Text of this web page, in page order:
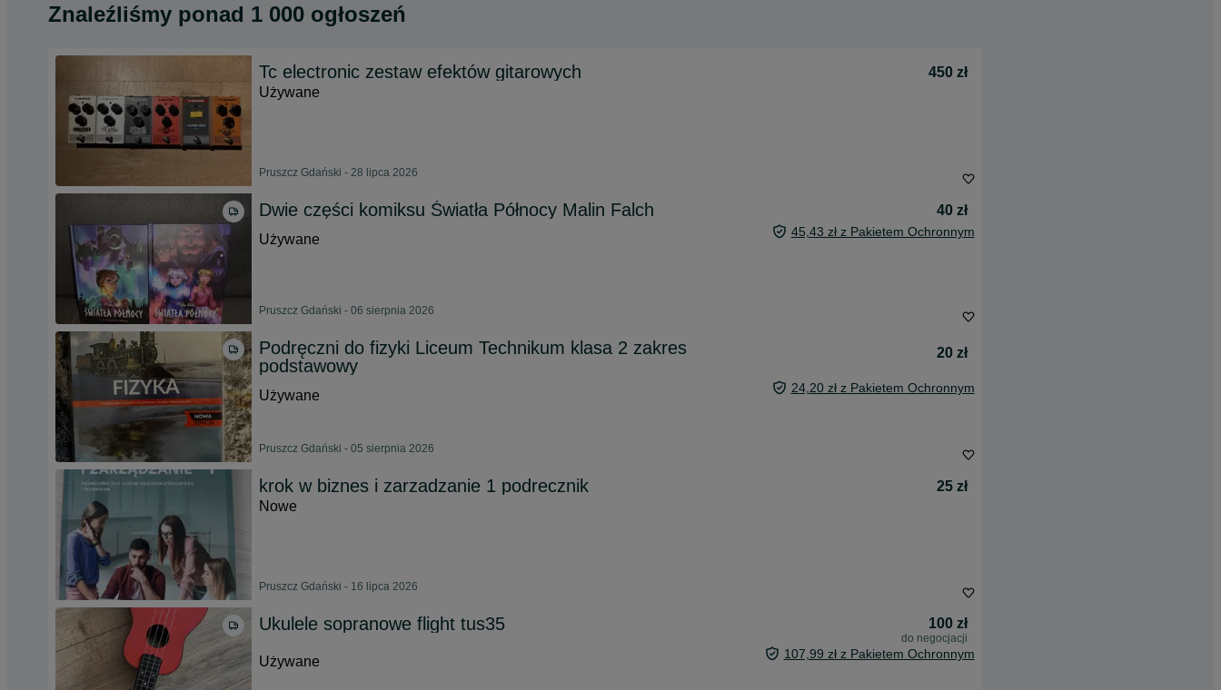
Znaleźliśmy ponad 1 000 ogłoszeń
Tc electronic zestaw efektów gitarowych
450 zł
Używane
Pruszcz Gdański - 28 lipca 2026
Dwie części komiksu Światła Północy Malin Falch
40 zł
Używane
45,43 zł z Pakietem Ochronnym
Pruszcz Gdański - 06 sierpnia 2026
Podręczni do fizyki Liceum Technikum klasa 2 zakres
podstawowy
20 zł
Używane 24,20 zł z Pakietem Ochronnym
Pruszcz Gdański - 05 sierpnia 2026
krok w biznes i zarzadzanie 1 podrecznik
25 zł
Nowe
Pruszcz Gdański - 16 lipca 2026
Ukulele sopranowe flight tus35 100 zł
do negocjacji
Używane 107,99 zł z Pakietem Ochronnym